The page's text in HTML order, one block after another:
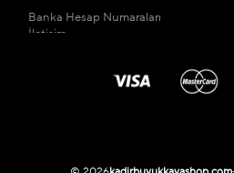
Banka Hesap Numaraları
İletişim